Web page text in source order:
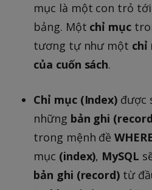
mục là một con trỏ
bảng. Một chỉ mục
tương tự như một chỉ
của cuốn sách.
Chỉ mục (Index) được
những bản ghi
trong mệnh đề
mục (index), MySQL
bản ghi (record) từ